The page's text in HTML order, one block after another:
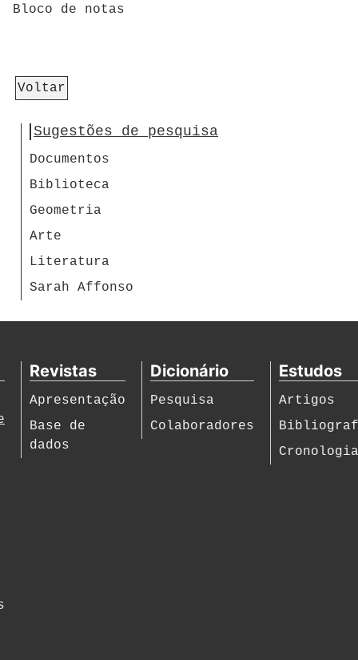
Bloco de notas
Voltar
Sugestões de pesquisa
Documentos
Biblioteca
Geometria
Arte
Literatura
Sarah Affonso
Revistas
Apresentação
Base de
dados
Dicionário
Pesquisa
Colaboradores
Estudos
Artigos